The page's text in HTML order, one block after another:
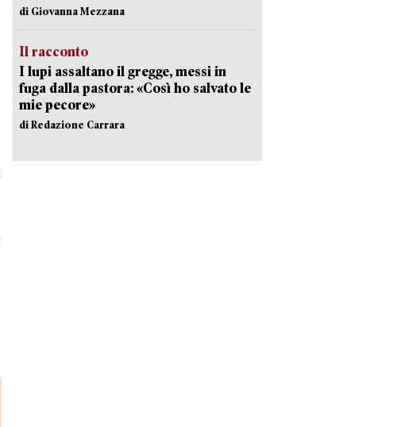
di Giovanna Mezzana
Il racconto
I lupi assaltano il gregge, messi in
fuga dalla pastora: «Così ho salvato le
mie pecore»
di Redazione Carrara